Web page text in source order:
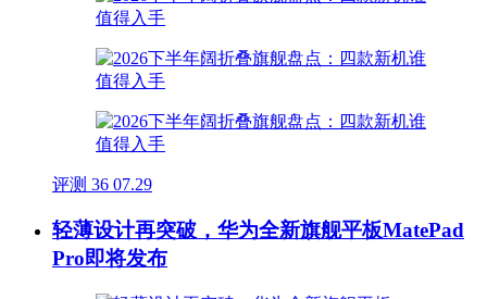
评测 36 07.29
轻薄设计再突破，华为全新旗舰平板MatePad
Pro即将发布